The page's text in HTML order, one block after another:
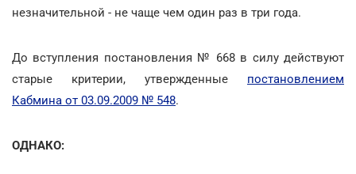
незначительной - не чаще чем один раз в три года.
До вступления постановления № 668 в силу действуют
старые критерии, утвержденные постановлением
Кабмина от 03.09.2009 № 548.
ОДНАКО: